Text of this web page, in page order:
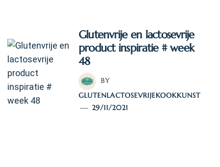
Glutenvrije en lactosevrije
product inspiratie # week
48
BY
GLUTENLACTOSEVRIJEKOOKKUNST
29/11/2021